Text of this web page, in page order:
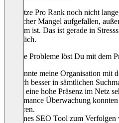
Ich nutze Pro Rank noch nicht
wirklicher Mangel aufgefallen,
langsam ist. Das ist gerade in
förderlich.
Welche Probleme löst Du mit dem
Ich konnte meine Organisation
deutlich besser in sämtlichen
uns ist eine hohe Präsenz im Netz
Performance Überwachung
reagieren.
“Schönes SEO Tool zum